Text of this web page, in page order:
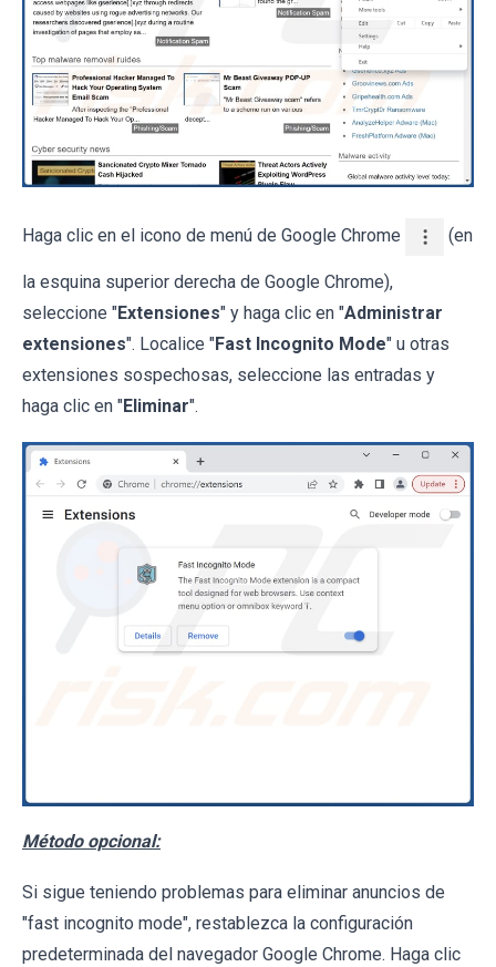
Haga clic en el icono de menú de Google Chrome (en
la esquina superior derecha de Google Chrome),
seleccione "Extensiones" y haga clic en "Administrar
extensiones". Localice "Fast Incognito Mode" u otras
extensiones sospechosas, seleccione las entradas y
haga clic en "Eliminar".
Método opcional:
Si sigue teniendo problemas para eliminar anuncios de
"fast incognito mode", restablezca la configuración
predeterminada del navegador Google Chrome. Haga clic